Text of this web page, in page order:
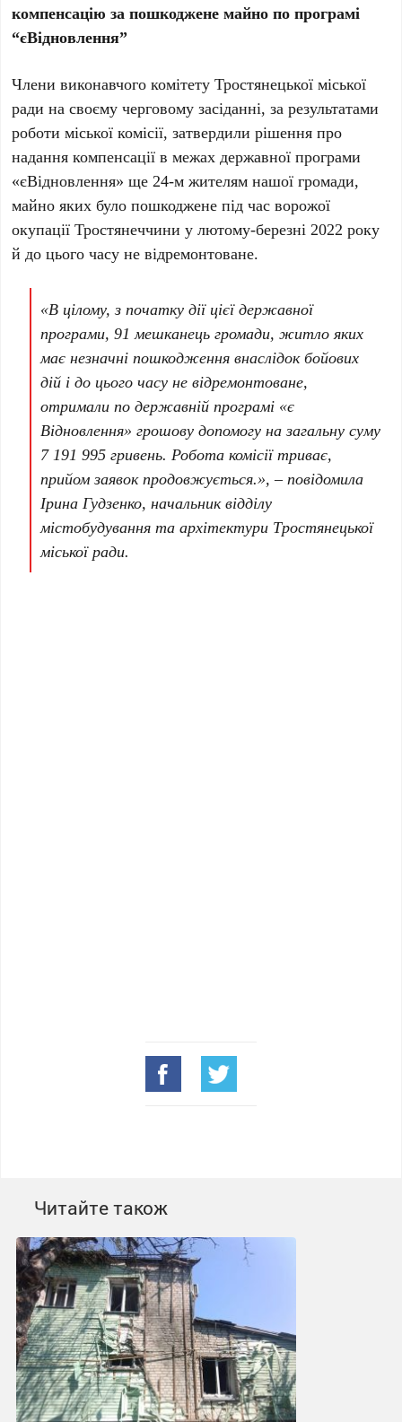
компенсацію за пошкоджене майно по програмі
“єВідновлення”
Члени виконавчого комітету Тростянецької міської
ради на своєму черговому засіданні, за результатами
роботи міської комісії, затвердили рішення про
надання компенсації в межах державної програми
«єВідновлення» ще 24-м жителям нашої громади,
майно яких було пошкоджене під час ворожої
окупації Тростянеччини у лютому-березні 2022 року
й до цього часу не відремонтоване.
«В цілому, з початку дії цієї державної
програми, 91 мешканець громади, житло яких
має незначні пошкодження внаслідок бойових
дій і до цього часу не відремонтоване,
отримали по державній програмі «є
Відновлення» грошову допомогу на загальну суму
7 191 995 гривень. Робота комісії триває,
прийом заявок продовжується.», – повідомила
Ірина Гудзенко, начальник відділу
містобудування та архітектури Тростянецької
міської ради.
Читайте також